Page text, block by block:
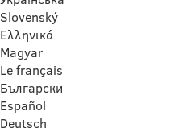
Slovenský
Ελληνικά
Magyar
Le français
Български
Español
Deutsch